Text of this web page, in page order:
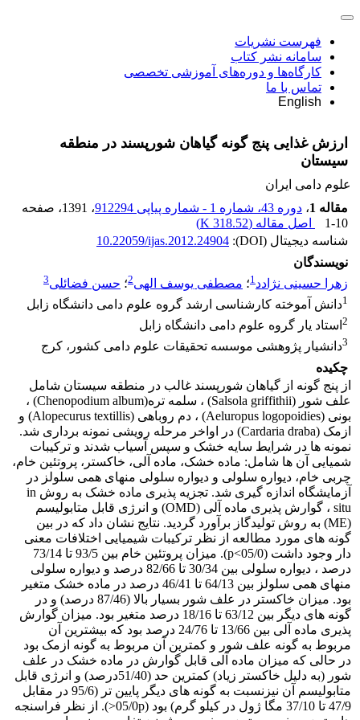
فهرست نشریات
سامانه نشر کتاب
کارگاه‌ها و دوره‌های آموزشی تخصصی
تماس با ما
English
ارزش غذایی پنج گونه گیاهان شورپسند در منطقه
سیستان
علوم دامی ایران
مقاله 1
، دوره 43، شماره 1 - شماره پیاپی 912294 ، 1391
، صفحه
1-10
اصل مقاله (318.52 K
)
شناسه دیجیتال (DOI):
10.22059/ijas.2012.24904
نویسندگان
زهرا حسینی نژادد1؛ مصطفی یوسف الهی2؛ حسن فضائلی3
1دانش آموخته کارشناسی ارشد گروه علوم دامی دانشگاه زابل
2 استاد یار گروه علوم دامی دانشگاه زابل
3دانشیار پژوهشی موسسه تحقیقات علوم دامی کشور، کرج
چکیده
از پنج گونه از گیاهان شورپسند غالب در منطقه سیستان شامل
علف شور (Salsola griffithii) ، سلمه تره(Chenopodium album) ،
بونی (Aeluropus logopoidies) ، دم روباهی (Alopecurus textillis) و
ازمک (Cardaria draba) در اواخر مرحله رویشی نمونه برداری شد.
نمونه ها در شرایط سایه خشک و سپس آسیاب شدند و ترکیبات
شمیایی آن ها شامل: ماده خشک، ماده آلی، خاکستر، پروتئین خام،
چربی خام، دیواره سلولی و دیواره سلولی منهای همی سلولز در
آزمایشگاه اندازه گیری شد. تجزیه پذیری ماده خشک به روش in
situ ، گوارش پذیری ماده آلی (OMD) و انرژی قابل متابولیسم
(ME) به روش تولیدگاز برآورد گردید. نتایج نشان داد که در بین
گونه های مورد مطالعه از نظر ترکیبات شیمیایی اختلافات معنی
دار وجود داشت (05/0>p). میزان پروتئین خام بین 93/5 تا 73/14
درصد ، دیواره سلولی بین 30/34 تا 82/66 درصد و دیواره سلولی
منهای همی سلولز بین 64/13 تا 46/41 درصد در ماده خشک متغیر
بود. میزان خاکستر در علف شور بسیار بالا (87/46 درصد) و در
گونه های دیگر بین 63/12 تا 18/16 درصد متغیر بود. میزان گوارش
پذیری ماده آلی بین 13/66 تا 24/76 درصد بود که بیشترین آن
مربوط به گونه علف شور و کمترین آن مربوط به گونه ازمک بود
در حالی که میزان ماده آلی قابل گوارش در ماده خشک در علف
شور (به دلیل خاکستر زیاد) کمترین حد (51/40درصد) و انرژی قابل
متابولیسم آن نیزنسبت به گونه های دیگر پایین تر (95/6 در مقابل
47/9 تا 37/10 مگا ژول در کیلو گرم) بود (05/0p<). از نظر فراسنجه